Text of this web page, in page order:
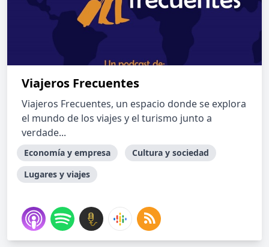
Viajeros Frecuentes
Viajeros Frecuentes, un espacio donde se explora
el mundo de los viajes y el turismo junto a
verdade...
Economía y empresa
Cultura y sociedad
Lugares y viajes